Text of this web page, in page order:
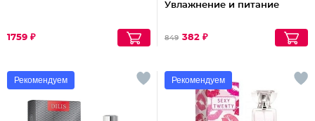
1759 ₽
Увлажнение и питание
849 382 ₽
Рекомендуем Рекомендуем